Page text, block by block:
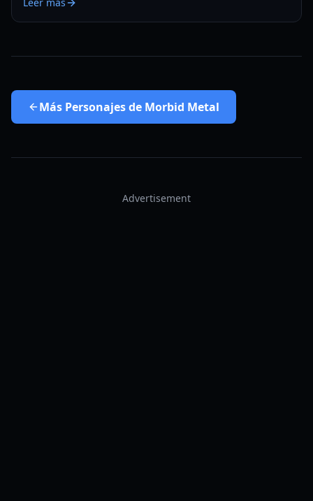
guía completa de 2026.
Más Personajes de Morbid Metal
Advertisement